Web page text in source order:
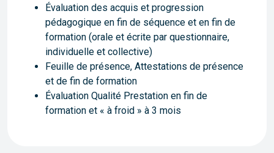
Évaluation des acquis et progression
pédagogique en fin de séquence et en fin de
formation (orale et écrite par questionnaire,
individuelle et collective)
Feuille de présence, Attestations de présence
et de fin de formation
Évaluation Qualité Prestation en fin de
formation et « à froid » à 3 mois